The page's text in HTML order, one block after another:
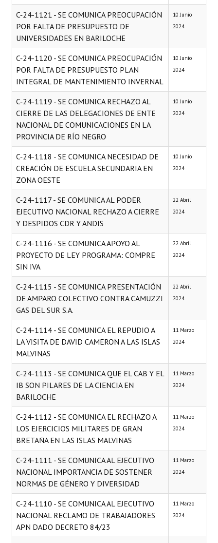
C-24-1121 - SE COMUNICA PREOCUPACIÓN
POR FALTA DE PRESUPUESTO DE
UNIVERSIDADES EN BARILOCHE
10 Junio
2024
C-24-1120 - SE COMUNICA PREOCUPACIÓN
POR FALTA DE PRESUPUESTO PLAN
INTEGRAL DE MANTENIMIENTO INVERNAL
10 Junio
2024
C-24-1119 - SE COMUNICA RECHAZO AL
CIERRE DE LAS DELEGACIONES DE ENTE
NACIONAL DE COMUNICACIONES EN LA
PROVINCIA DE RÍO NEGRO
10 Junio
2024
C-24-1118 - SE COMUNICA NECESIDAD DE
CREACIÓN DE ESCUELA SECUNDARIA EN
ZONA OESTE
10 Junio
2024
C-24-1117 - SE COMUNICA AL PODER
EJECUTIVO NACIONAL RECHAZO A CIERRE
Y DESPIDOS CDR Y ANDIS
22 Abril
2024
C-24-1116 - SE COMUNICA APOYO AL
PROYECTO DE LEY PROGRAMA: COMPRE
SIN IVA
22 Abril
2024
C-24-1115 - SE COMUNICA PRESENTACIÓN
DE AMPARO COLECTIVO CONTRA CAMUZZI
GAS DEL SUR S.A.
22 Abril
2024
C-24-1114 - SE COMUNICA EL REPUDIO A
LA VISITA DE DAVID CAMERON A LAS ISLAS
MALVINAS
11 Marzo
2024
C-24-1113 - SE COMUNICA QUE EL CAB Y EL
IB SON PILARES DE LA CIENCIA EN
BARILOCHE
11 Marzo
2024
C-24-1112 - SE COMUNICA EL RECHAZO A
LOS EJERCICIOS MILITARES DE GRAN
BRETAÑA EN LAS ISLAS MALVINAS
11 Marzo
2024
C-24-1111 - SE COMUNICA AL EJECUTIVO
NACIONAL IMPORTANCIA DE SOSTENER
NORMAS DE GÉNERO Y DIVERSIDAD
11 Marzo
2024
C-24-1110 - SE COMUNICA AL EJECUTIVO
NACIONAL RECLAMO DE TRABAJADORES
APN DADO DECRETO 84/23
11 Marzo
2024